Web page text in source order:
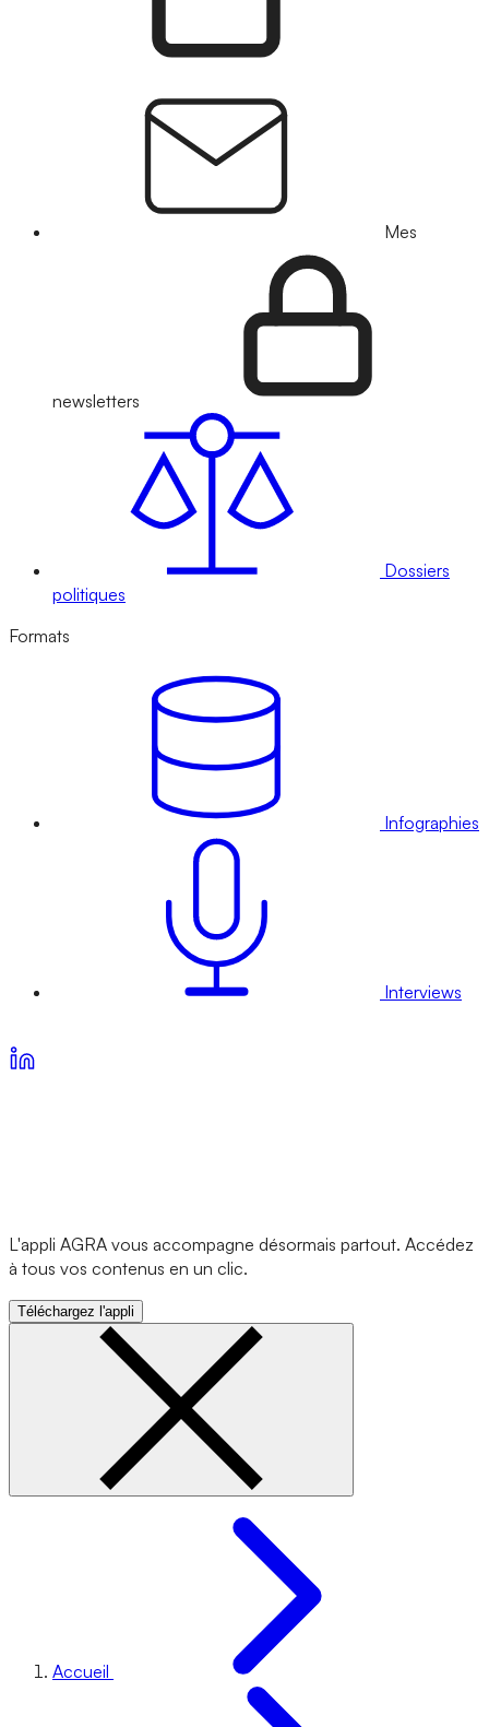
Mes
newsletters
Dossiers
politiques
Formats
Infographies
Interviews
L'appli AGRA vous accompagne désormais partout. Accédez
à tous vos contenus en un clic.
Téléchargez l'appli
Accueil